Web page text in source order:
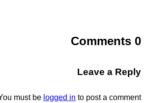
0 Comments
Leave a Reply
must be logged in to post a comment.